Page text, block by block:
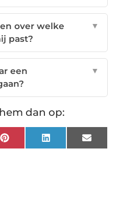
over welke
past?
▼
een
▼
dan op:
Pinterest LinkedIn Email